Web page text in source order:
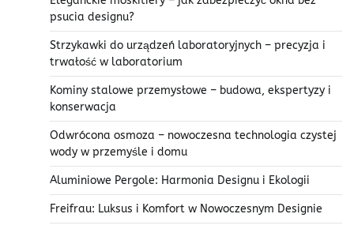
psucia designu?
Strzykawki do urządzeń laboratoryjnych – precyzja i
trwałość w laboratorium
Kominy stalowe przemysłowe – budowa, ekspertyzy i
konserwacja
Odwrócona osmoza – nowoczesna technologia czystej
wody w przemyśle i domu
Aluminiowe Pergole: Harmonia Designu i Ekologii
Freifrau: Luksus i Komfort w Nowoczesnym Designie